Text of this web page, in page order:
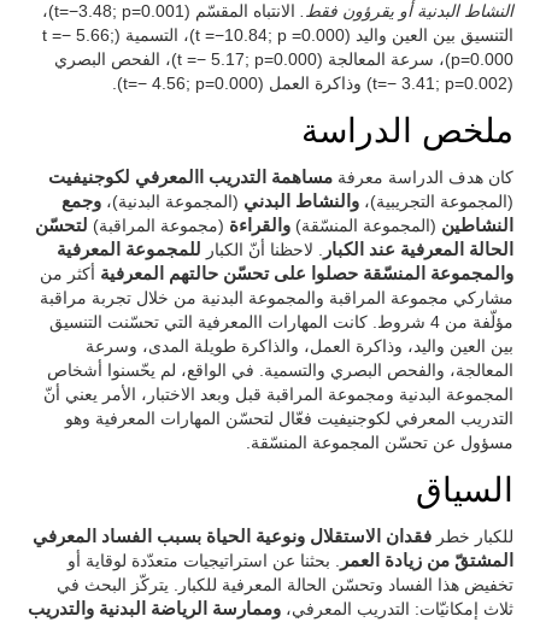
النشاط البدنية أو يقرؤون فقط.
الانتباه المقسّم (t=−3.48; p=0.001)،
التنسيق بين العين واليد (t =−10.84; p =0.000)، التسمية (t =− 5.66;
p=0.000)، سرعة المعالجة (t =− 5.17; p=0.000)، الفحص البصري
(t=− 3.41; p=0.002) وذاكرة العمل (t=− 4.56; p=0.000).
ملخص الدراسة
كان هدف الدراسة معرفةمساهمة التدريب االمعرفي لكوجنيفيت
(المجموعة التجريبية)،والنشاط البدني (المجموعة البدنية)،وجمع
النشاطين (المجموعة المنسّقة)والقراءة (مجموعة المراقبة) لتحسّن
الحالة المعرفية عند الكبار
. لاحظنا أنّ الكبار للمجموعة المعرفية
والمجموعة المنسّقة حصلوا على تحسّن حالتهم المعرفية أكثر من
مشاركي مجموعة المراقبة والمجموعة البدنية من خلال تجربة مراقبة
مؤلّفة من 4 شروط. كانت المهارات االمعرفية التي تحسّنت التنسيق
بين العين واليد، وذاكرة العمل، والذاكرة طويلة المدى، وسرعة
المعالجة، والفحص البصري والتسمية. في الواقع، لم يحّسنوا أشخاص
المجموعة البدنية ومجموعة المراقبة قبل وبعد الاختبار، الأمر يعني أنّ
التدريب المعرفي لكوجنيفيت فعّال لتحسّن المهارات المعرفية وهو
مسؤول عن تحسّن المجموعة المنسّقة.
السياق
للكبار خطرفقدان الاستقلال ونوعية الحياة بسبب الفساد المعرفي
المشتقّ من زيادة العمر
. بحثنا عن استراتيجيات متعدّدة لوقاية أو
تخفيض هذا الفساد وتحسّن الحالة المعرفية للكبار. يتركّز البحث في
ثلاث إمكانيّات: التدريب المعرفي، وممارسة الرياضة البدنية والتدريب